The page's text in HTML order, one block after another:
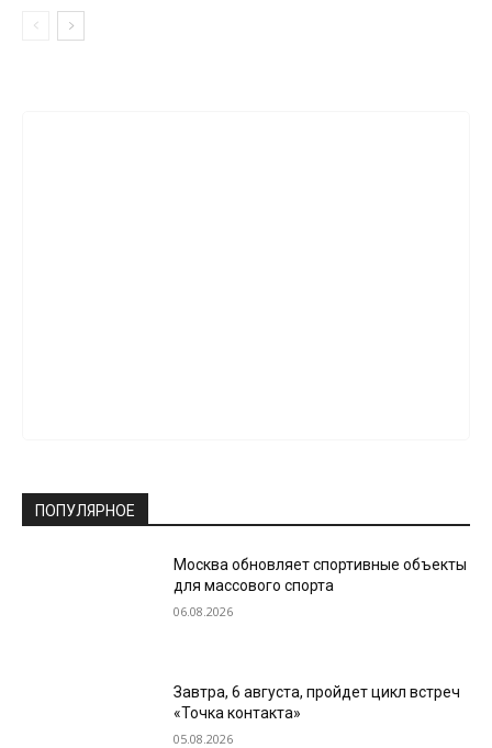
ПОПУЛЯРНОЕ
Москва обновляет спортивные объекты
для массового спорта
06.08.2026
Завтра, 6 августа, пройдет цикл встреч
«Точка контакта»
05.08.2026